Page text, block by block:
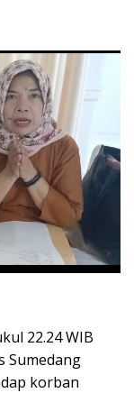
22.24 WIB
Sumedang
korban